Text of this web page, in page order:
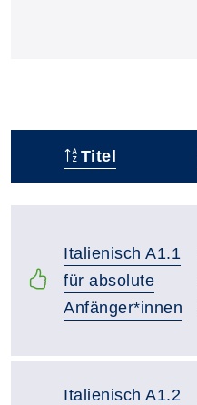
Status
Titel
Italienisch A1.1
für absolute
Anfänger*innen
Italienisch A1.2